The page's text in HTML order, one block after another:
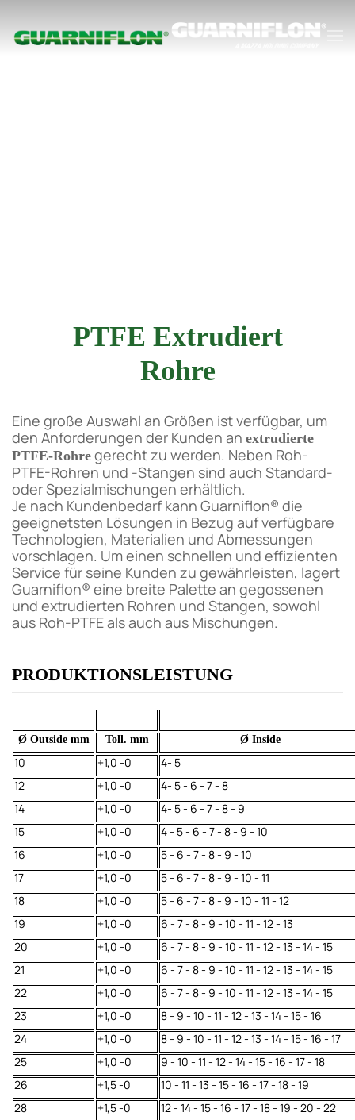
Zum Hauptinhalt springen
PTFE Extrudiert
Rohre
Eine große Auswahl an Größen ist verfügbar, um
den Anforderungen der Kunden an extrudierte
PTFE-Rohre gerecht zu werden. Neben Roh-
PTFE-Rohren und -Stangen sind auch Standard-
oder Spezialmischungen erhältlich.
Je nach Kundenbedarf kann Guarniflon® die
geeignetsten Lösungen in Bezug auf verfügbare
Technologien, Materialien und Abmessungen
vorschlagen. Um einen schnellen und effizienten
Service für seine Kunden zu gewährleisten, lagert
Guarniflon® eine breite Palette an gegossenen
und extrudierten Rohren und Stangen, sowohl
aus Roh-PTFE als auch aus Mischungen.
PRODUKTIONSLEISTUNG
Ø Outside mm Toll. mm Ø Inside
10 +1,0 -0
4- 5
12
+1,0 -0
4- 5 - 6 - 7 - 8
14
+1,0 -0
4- 5 - 6 - 7 - 8 - 9
15
+1,0 -0
4 - 5 - 6 - 7 - 8 - 9 - 10
16
+1,0 -0
5 - 6 - 7 - 8 - 9 - 10
17
+1,0 -0
5 - 6 - 7 - 8 - 9 - 10 - 11
18
+1,0 -0
5 - 6 - 7 - 8 - 9 - 10 - 11 - 12
19
+1,0 -0
6 - 7 - 8 - 9 - 10 - 11 - 12 - 13
20
+1,0 -0
6 - 7 - 8 - 9 - 10 - 11 - 12 - 13 - 14 - 15
21
+1,0 -0
6 - 7 - 8 - 9 - 10 - 11 - 12 - 13 - 14 - 15
22
+1,0 -0
6 - 7 - 8 - 9 - 10 - 11 - 12 - 13 - 14 - 15
23
+1,0 -0
8 - 9 - 10 - 11 - 12 - 13 - 14 - 15 - 16
24
+1,0 -0
8 - 9 - 10 - 11 - 12 - 13 - 14 - 15 - 16 - 17
25
+1,0 -0
9 - 10 - 11 - 12 - 14 - 15 - 16 - 17 - 18
26
+1,5 -0
10 - 11 - 13 - 15 - 16 - 17 - 18 - 19
28
+1,5 -0
12 - 14 - 15 - 16 - 17 - 18 - 19 - 20 - 22